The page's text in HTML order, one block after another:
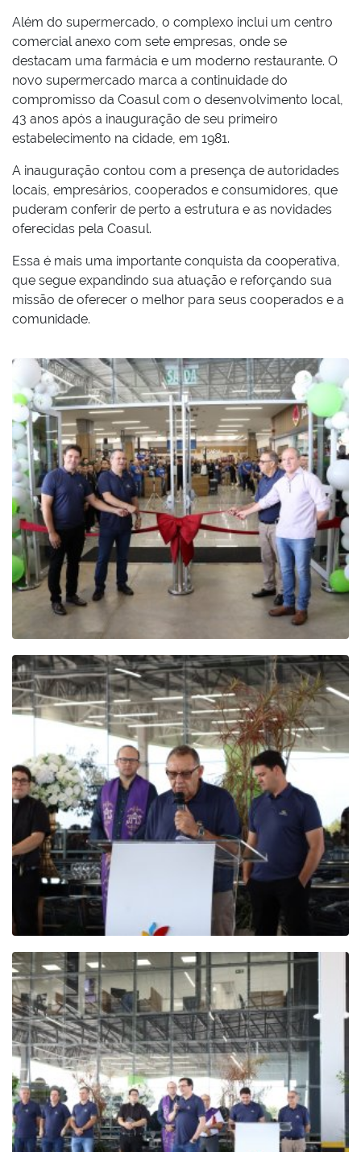
Além do supermercado, o complexo inclui um centro
comercial anexo com sete empresas, onde se
destacam uma farmácia e um moderno restaurante. O
novo supermercado marca a continuidade do
compromisso da Coasul com o desenvolvimento local,
43 anos após a inauguração de seu primeiro
estabelecimento na cidade, em 1981.
A inauguração contou com a presença de autoridades
locais, empresários, cooperados e consumidores, que
puderam conferir de perto a estrutura e as novidades
oferecidas pela Coasul.
Essa é mais uma importante conquista da cooperativa,
que segue expandindo sua atuação e reforçando sua
missão de oferecer o melhor para seus cooperados e a
comunidade.